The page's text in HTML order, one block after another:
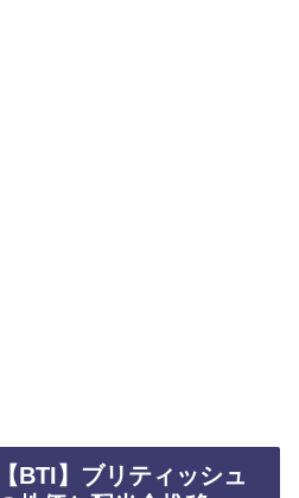
BTI】ブリティッシュ